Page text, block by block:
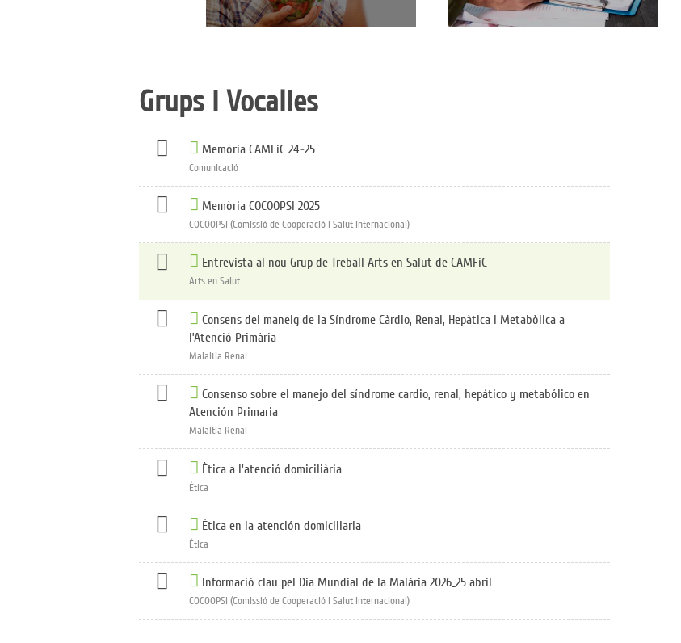
Grups i Vocalies
Memòria CAMFiC 24-25
Comunicació
Memòria COCOOPSI 2025
COCOOPSI (Comissió de Cooperació i Salut Internacional)
Entrevista al nou Grup de Treball Arts en Salut de CAMFiC
Arts en Salut
Consens del maneig de la Síndrome Càrdio, Renal, Hepàtica i Metabòlica a
l’Atenció Primària
Malaltia Renal
Consenso sobre el manejo del síndrome cardio, renal, hepático y metabólico en
Atención Primaria
Malaltia Renal
Ètica a l'atenció domiciliària
Ètica
Ética en la atención domiciliaria
Ètica
Informació clau pel Dia Mundial de la Malària 2026_25 abril
COCOOPSI (Comissió de Cooperació i Salut Internacional)